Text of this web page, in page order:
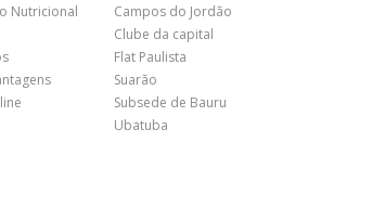
Nutricional
Campos do Jordão
Clube da capital
Flat Paulista
Suarão
Subsede de Bauru
Ubatuba